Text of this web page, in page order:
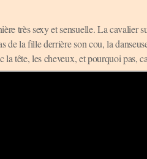
très sexy et sensuelle. La cavalier
la fille derrière son cou, la
tête, les cheveux, et pourquoi pas,